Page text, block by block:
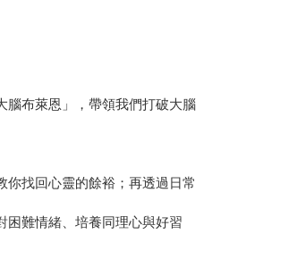
腦布萊恩」，帶領我們打破大腦
找回心靈的餘裕；再透過日常
困難情緒、培養同理心與好習